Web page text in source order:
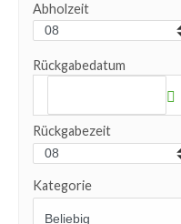
Abholzeit
Rückgabedatum
Rückgabezeit
Kategorie